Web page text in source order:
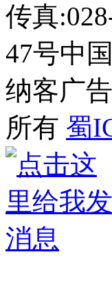
传真
47号中
纳客广
所有 蜀